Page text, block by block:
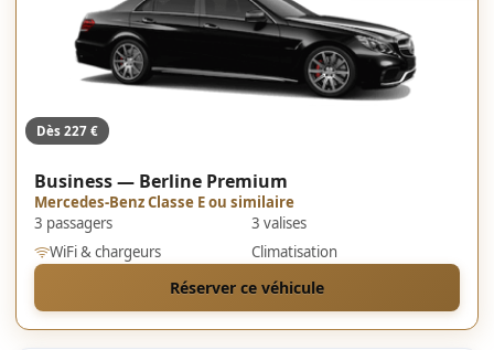
Dès 227 €
Business — Berline Premium
Mercedes-Benz Classe E ou similaire
3 passagers
3 valises
WiFi & chargeurs
Climatisation
Réserver ce véhicule